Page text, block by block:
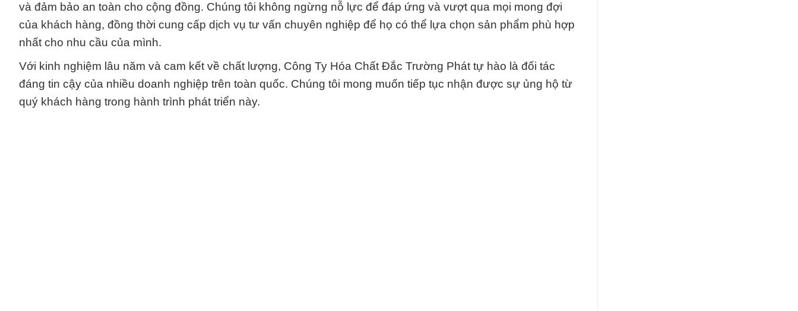
và đảm bảo an toàn cho cộng đồng. Chúng tôi không ngừng nỗ lực để đáp ứng và vượt qua mọi mong đợi
của khách hàng, đồng thời cung cấp dịch vụ tư vấn chuyên nghiệp để họ có thể lựa chọn sản phẩm phù hợp
nhất cho nhu cầu của mình.
Với kinh nghiệm lâu năm và cam kết về chất lượng, Công Ty Hóa Chất Đắc Trường Phát tự hào là đối tác
đáng tin cậy của nhiều doanh nghiệp trên toàn quốc. Chúng tôi mong muốn tiếp tục nhận được sự ủng hộ từ
quý khách hàng trong hành trình phát triển này.